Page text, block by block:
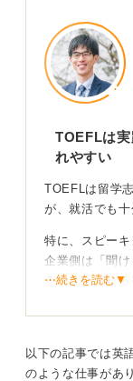
TOEFLは実
れやすい
TOEFLは留学
が、就活でも十
特に、スピーキ
企業側は「聞
る力」を測れる
ル部署では実務
⋯続きを読む▼
以下の記事では英
のような仕事があ